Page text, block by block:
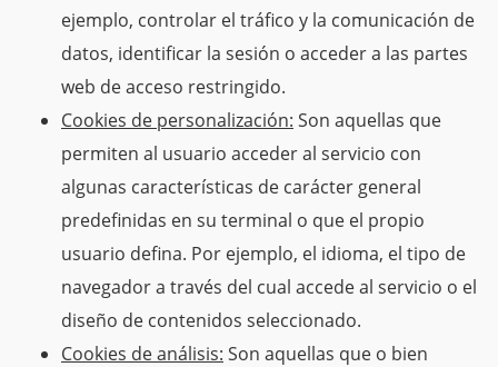
ejemplo, controlar el tráfico y la comunicación de
datos, identificar la sesión o acceder a las partes
web de acceso restringido.
Cookies de personalización: Son aquellas que
permiten al usuario acceder al servicio con
algunas características de carácter general
predefinidas en su terminal o que el propio
usuario defina. Por ejemplo, el idioma, el tipo de
navegador a través del cual accede al servicio o el
diseño de contenidos seleccionado.
Cookies de análisis: Son aquellas que o bien